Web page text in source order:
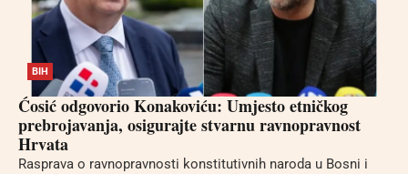
BIH
Ćosić odgovorio Konakoviću: Umjesto etničkog
prebrojavanja, osigurajte stvarnu ravnopravnost
Hrvata
Rasprava o ravnopravnosti konstitutivnih naroda u Bosni i